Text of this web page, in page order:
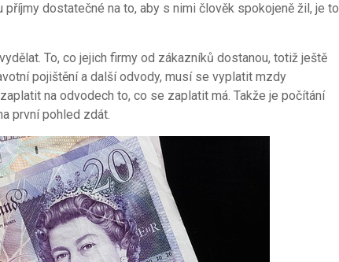
dostatečné na to, aby s nimi člověk spokojeně žil, je to
To, co jejich firmy od zákazníků dostanou, totiž ještě
pojištění a další odvody, musí se vyplatit mzdy
na odvodech to, co se zaplatit má. Takže je počítání
první pohled zdát.